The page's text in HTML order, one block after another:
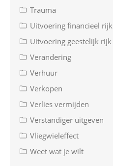
Trauma
Uitvoering financieel rijk
Uitvoering geestelijk rijk
Verandering
Verhuur
Verkopen
Verlies vermijden
Verstandiger uitgeven
Vliegwieleffect
Weet wat je wilt